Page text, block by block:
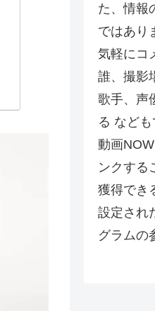
た、情報
ではあり
気軽にコ
誰、撮影
歌手、声
る など
動画
ンクする
獲得でき
設定され
グラムの